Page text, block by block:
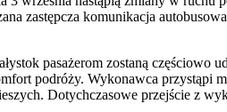
zastępcza komunikacja
pasażerom zostaną
podróży. Wykonawca
Dotychczasowe przejście z